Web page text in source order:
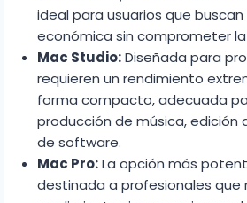
ideal para usuarios que buscan
económica sin comprometer
Mac Studio:Diseñada para
requieren un rendimiento
forma compacto, adecuada
producción de música, edición
de software.
Mac Pro:La opción más
destinada a profesionales que